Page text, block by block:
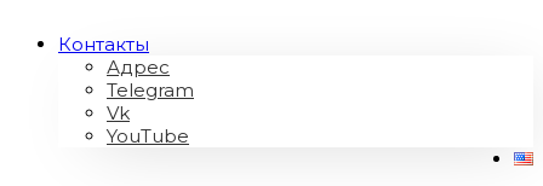
Контакты
Адрес
Telegram
Vk
YouTube